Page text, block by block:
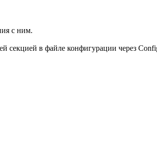
с ним.
секцией в файле конфигурации через